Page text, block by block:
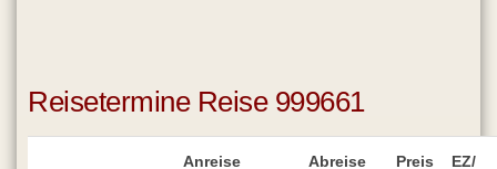
Reisetermine Reise 999661
Anreise Abreise
Preis
EZ/